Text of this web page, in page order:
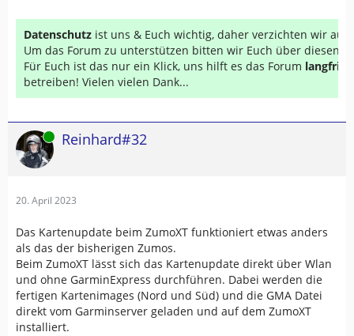
Datenschutz ist uns & Euch wichtig, daher verzichten wir auf
Um das Forum zu unterstützen bitten wir Euch über diesen
Für Euch ist das nur ein Klick, uns hilft es das Forum
betreiben! Vielen vielen Dank...
Online Reinhard#32
20. April 2023
Das Kartenupdate beim ZumoXT funktioniert etwas anders
als das der bisherigen Zumos.
Beim ZumoXT lässt sich das Kartenupdate direkt über Wlan
und ohne GarminExpress durchführen. Dabei werden die
fertigen Kartenimages (Nord und Süd) und die GMA Datei
direkt vom Garminserver geladen und auf dem ZumoXT
installiert.